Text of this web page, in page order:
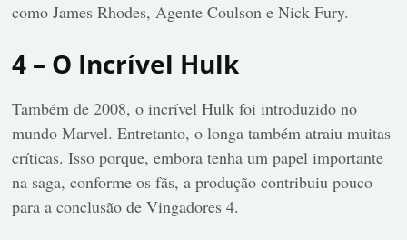
como James Rhodes, Agente Coulson e Nick Fury.
4 – O Incrível Hulk
Também de 2008, o incrível Hulk foi introduzido no
mundo Marvel. Entretanto, o longa também atraiu muitas
críticas. Isso porque, embora tenha um papel importante
na saga, conforme os fãs, a produção contribuiu pouco
para a conclusão de Vingadores 4.